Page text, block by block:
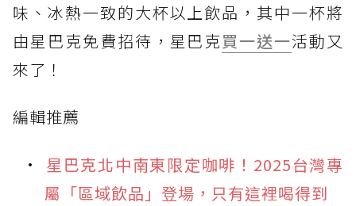
味、冰熱一致的大杯以上飲品，其中一杯將
由星巴克免費招待，星巴克買一送一活動又
來了！
編輯推薦
星巴克北中南東限定咖啡！2025台灣專
屬「區域飲品」登場，只有這裡喝得到